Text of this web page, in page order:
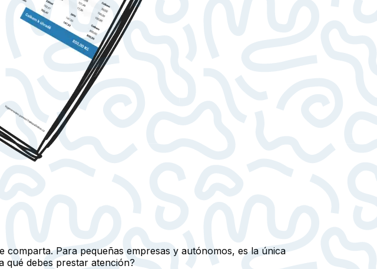
Para pequeñas empresas y autónomos, es la única
qué debes prestar atención?